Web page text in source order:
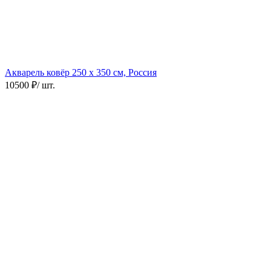
Акварель ковёр 250 х 350 см, Россия
10500 ₽/ шт.